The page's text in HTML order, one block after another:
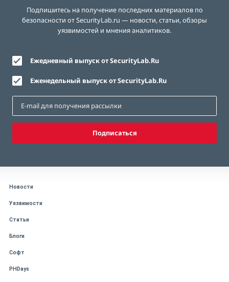
Подпишитесь на получение последних материалов по
безопасности от SecurityLab.ru — новости, статьи, обзоры
уязвимостей и мнения аналитиков.
Ежедневный выпуск от SecurityLab.Ru
Еженедельный выпуск от SecurityLab.Ru
Подписаться
Новости
Уязвимости
Статьи
Блоги
Софт
PHDays